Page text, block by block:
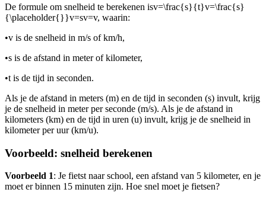
De formule om snelheid te berekenen isv=\frac{s}{t}v=\frac{s}
{\placeholder{}}v=sv=v, waarin:
•v is de snelheid in m/s of km/h,
•s is de afstand in meter of kilometer,
•t is de tijd in seconden.
Als je de afstand in meters (m) en de tijd in seconden (s) invult, krijg
je de snelheid in meter per seconde (m/s). Als je de afstand in
kilometers (km) en de tijd in uren (u) invult, krijg je de snelheid in
kilometer per uur (km/u).
Voorbeeld: snelheid berekenen
Voorbeeld 1: Je fietst naar school, een afstand van 5 kilometer, en je
moet er binnen 15 minuten zijn. Hoe snel moet je fietsen?